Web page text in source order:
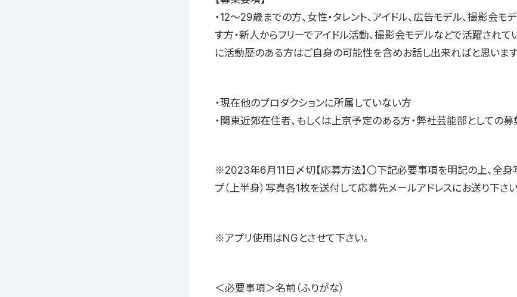
・12〜29歳までの方、女性・タレント、アイドル、広告モデル、撮影会モ
す方・新人からフリーでアイドル活動、撮影会モデルなどで活躍され
に活動歴のある方はご自身の可能性を含めお話し出来ればと思います
・現在他のプロダクションに所属していない方
・関東近郊在住者、もしくは上京予定のある方・弊社芸能部としての募
※2023年6月11日〆切【応募方法】〇下記必要事項を明記の上、全身
プ（上半身）写真各1枚を送付して応募先メールアドレスにお送り下さい
※アプリ使用はNGとさせて下さい。
＜必要事項＞名前（ふりがな）